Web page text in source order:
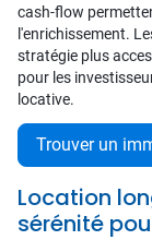
cash-flow
l'enrichissement.
stratégie plus
pour les
locative.
Trouver un
Location
sérénité